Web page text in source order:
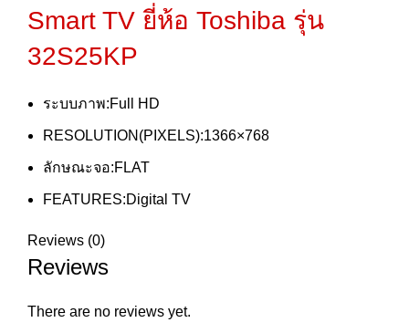
Smart TV ยี่ห้อ Toshiba รุ่น
32S25KP
ระบบภาพ:Full HD
RESOLUTION(PIXELS):1366×768
ลักษณะจอ:FLAT
FEATURES:Digital TV
Reviews (0)
Reviews
There are no reviews yet.